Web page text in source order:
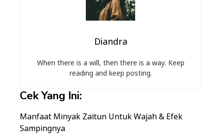
Diandra
When there is a will, then there is a way. Keep
reading and keep posting.
Cek Yang Ini:
Manfaat Minyak Zaitun Untuk Wajah & Efek
Sampingnya